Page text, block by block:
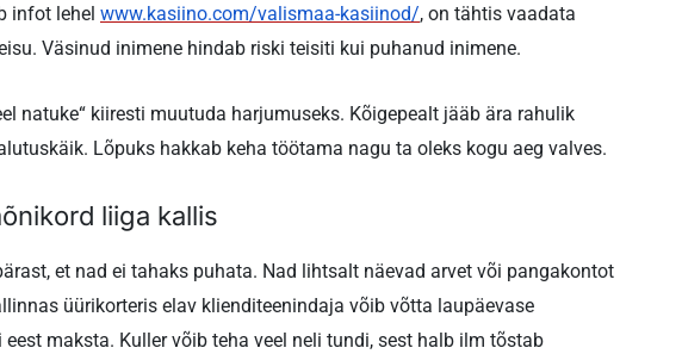
infot lehel www.kasiino.com/valismaa-kasiinod/, on tähtis vaadata
Väsinud inimene hindab riski teisiti kui puhanud inimene.
natuke“ kiiresti muutuda harjumuseks. Kõigepealt jääb ära rahulik
Lõpuks hakkab keha töötama nagu ta oleks kogu aeg valves.
liiga kallis
et nad ei tahaks puhata. Nad lihtsalt näevad arvet või pangakontot
üürikorteris elav klienditeenindaja võib võtta laupäevase
maksta. Kuller võib teha veel neli tundi, sest halb ilm tõstab